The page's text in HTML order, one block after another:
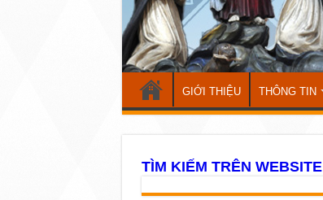
GIỚI THIỆU THÔNG TIN
TÌM KIẾM TRÊN WEBSITE